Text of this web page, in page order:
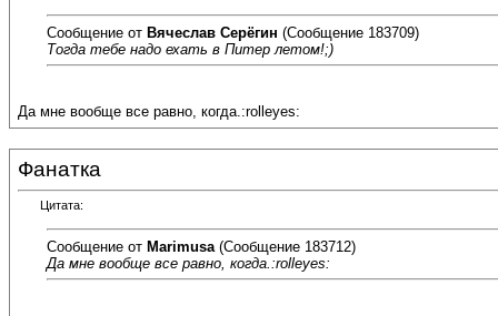
Сообщение от Вячеслав Серёгин (Сообщение 183709)
Тогда тебе надо ехать в Питер летом!;)
Да мне вообще все равно, когда.:rolleyes:
Фанатка
Цитата:
Сообщение от Marimusa (Сообщение 183712)
Да мне вообще все равно, когда.:rolleyes: